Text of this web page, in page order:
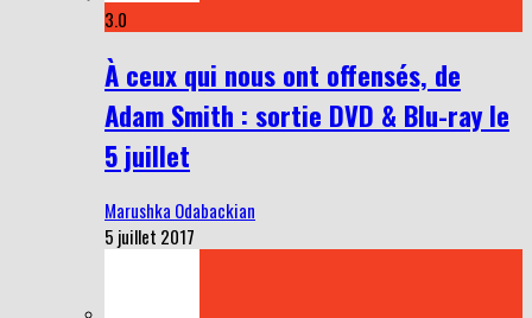
3.0
À ceux qui nous ont offensés, de
Adam Smith : sortie DVD & Blu-ray le
5 juillet
Marushka Odabackian
5 juillet 2017